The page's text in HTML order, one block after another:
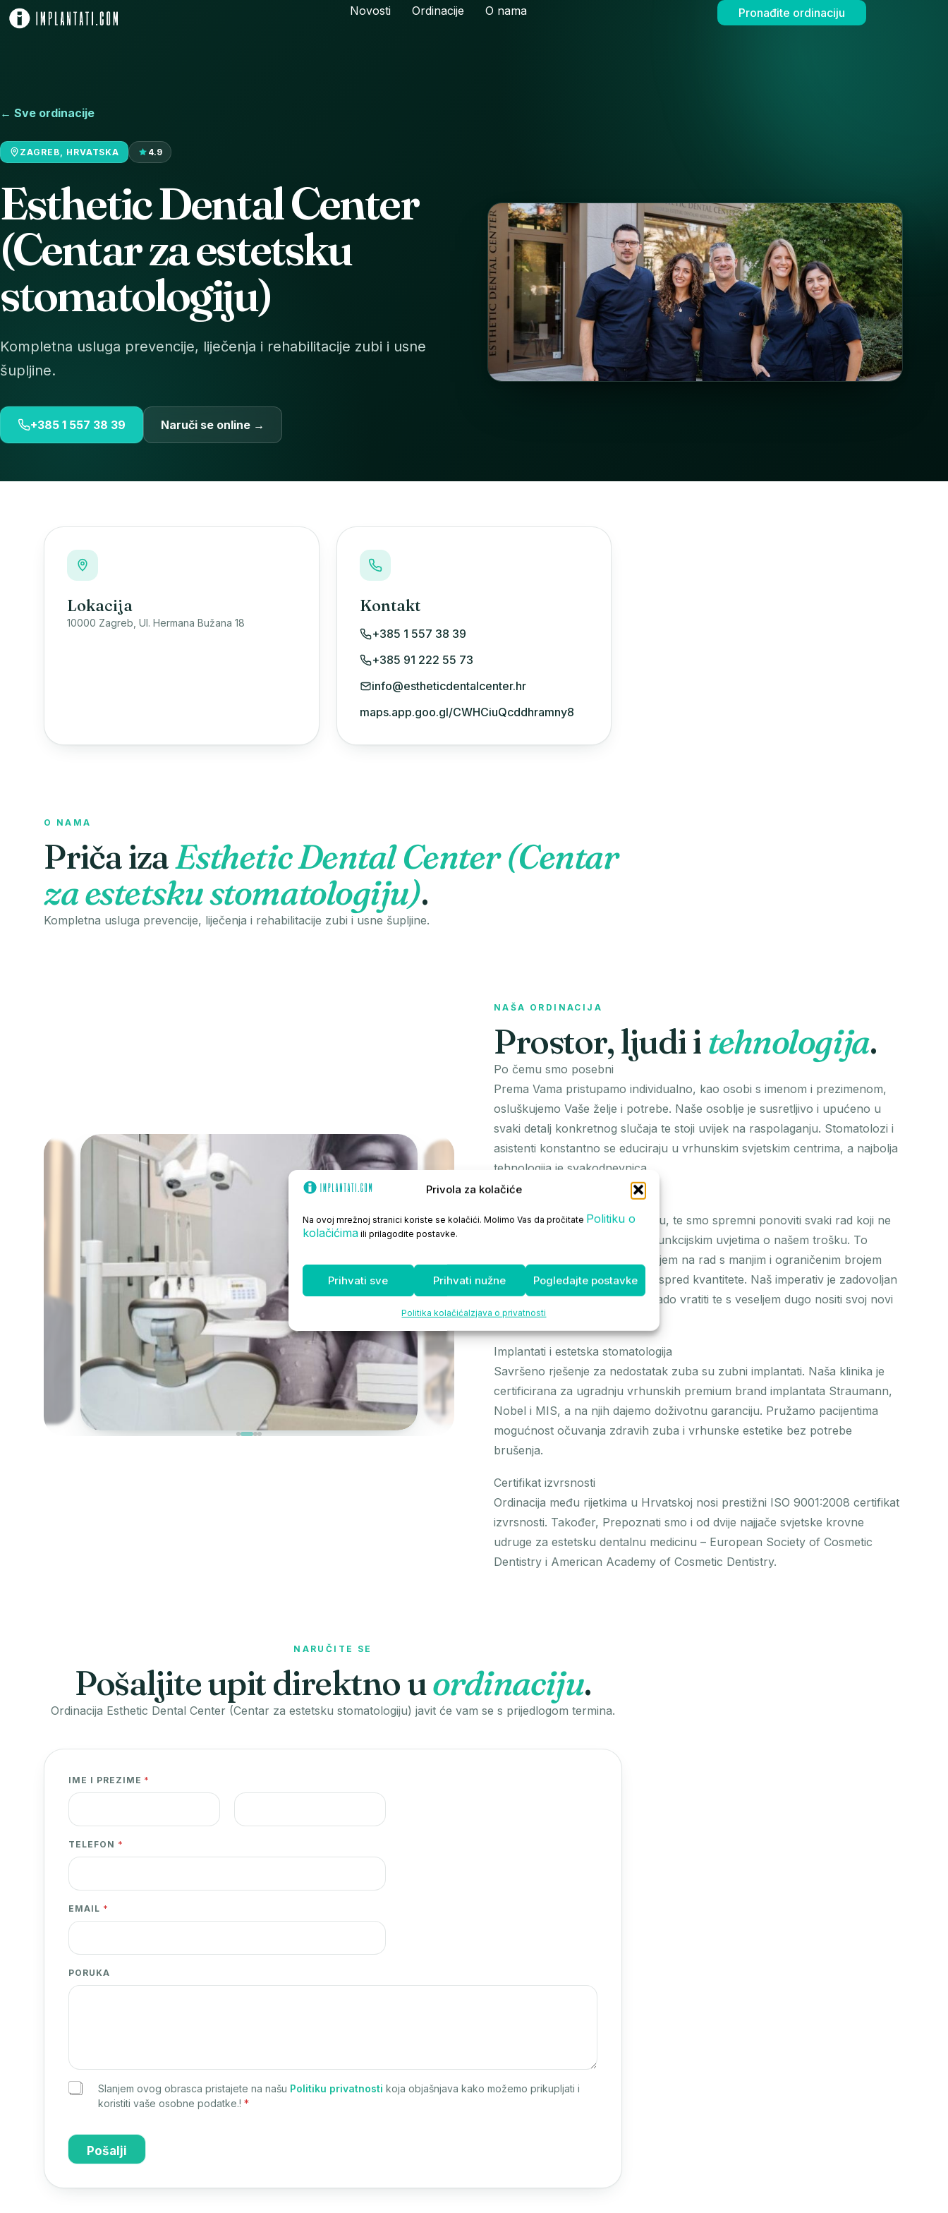
Privola za kolačiće
Na ovoj mrežnoj stranici koriste se kolačići. Molimo Vas da pročitate Politiku o
kolačićima ili prilagodite postavke.
Prihvati sve Prihvati nužne Pogledajte postavke
Politika kolačićaIzjava o privatnosti
Novosti Ordinacije O nama Pronađite ordinaciju
← Sve ordinacije
ZAGREB, HRVATSKA 4.9
Esthetic Dental Center
(Centar za estetsku
stomatologiju)
Kompletna usluga prevencije, liječenja i rehabilitacije zubi i usne
šupljine.
+385 1 557 38 39 Naruči se online →
Lokacija
10000 Zagreb, Ul. Hermana Bužana 18
Kontakt
+385 1 557 38 39
+385 91 222 55 73
info@estheticdentalcenter.hr
maps.app.goo.gl/CWHCiuQcddhramny8
O NAMA
Priča izaEsthetic Dental Center (Centar
za estetsku stomatologiju).
Kompletna usluga prevencije, liječenja i rehabilitacije zubi i usne šupljine.
NAŠA ORDINACIJA
Prostor, ljudi itehnologija.
Po čemu smo posebni
Prema Vama pristupamo individualno, kao osobi s imenom i prezimenom,
osluškujemo Vaše želje i potrebe. Naše osoblje je susretljivo i upućeno u
svaki detalj konkretnog slučaja te stoji uvijek na raspolaganju. Stomatolozi i
asistenti konstantno se educiraju u vrhunskim svjetskim centrima, a najbolja
tehnologija je svakodnevnica.
Na sve radove dajemo garanciju, te smo spremni ponoviti svaki rad koji ne
zadovoljava visokim estetsko-funkcijskim uvjetima o našem trošku. To
uspijevamo isključivo fokusiranjem na rad s manjim i ograničenim brojem
pacijenata, stavljajući kvalitetu ispred kvantitete. Naš imperativ je zadovoljan
pacijent koji će nam se uvijek rado vratiti te s veseljem dugo nositi svoj novi
osmijeh.
Implantati i estetska stomatologija
Savršeno rješenje za nedostatak zuba su zubni implantati. Naša klinika je
certificirana za ugradnju vrhunskih premium brand implantata Straumann,
Nobel i MIS, a na njih dajemo doživotnu garanciju. Pružamo pacijentima
mogućnost očuvanja zdravih zuba i vrhunske estetike bez potrebe
brušenja.
Certifikat izvrsnosti
Ordinacija među rijetkima u Hrvatskoj nosi prestižni ISO 9001:2008 certifikat
izvrsnosti. Također, Prepoznati smo i od dvije najjače svjetske krovne
udruge za estetsku dentalnu medicinu – European Society of Cosmetic
Dentistry i American Academy of Cosmetic Dentistry.
NARUČITE SE
Pošaljite upit direktno uordinaciju.
Ordinacija Esthetic Dental Center (Centar za estetsku stomatologiju) javit će vam se s prijedlogom termina.
P
O
U
A
I
IME I PREZIME *
TELEFON *
EMAIL *
PORUKA
Slanjem ovog obrasca pristajete na našu Politiku privatnosti koja objašnjava kako možemo prikupljati i
koristiti vaše osobne podatke.! *
Pošalji